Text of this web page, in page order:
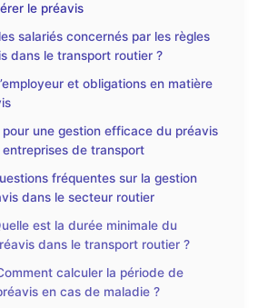
le préavis
salariés concernés par les règles
dans le transport routier ?
et obligations en matière
pour une gestion efficace du préavis
entreprises de transport
fréquentes sur la gestion
dans le secteur routier
est la durée minimale du
dans le transport routier ?
calculer la période de
en cas de maladie ?